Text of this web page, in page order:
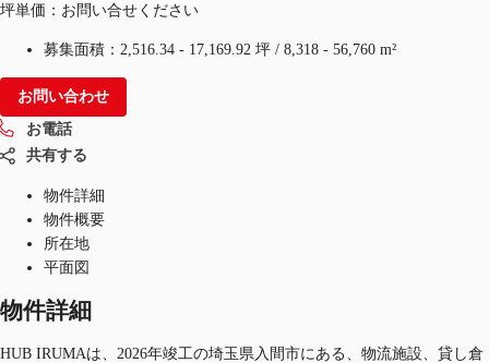
坪単価：お問い合せください
募集面積： 2,516.34 - 17,169.92 坪 / 8,318 - 56,760 m²
お問い合わせ
お電話
共有する
物件詳細
物件概要
所在地
平面図
物件詳細
HUB IRUMAは、2026年竣工の埼玉県入間市にある、物流施設、貸し倉